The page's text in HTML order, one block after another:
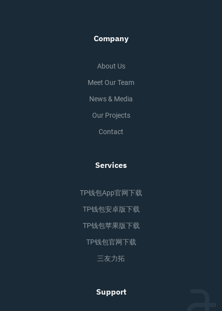
Company
About Us
Meet Our Team
News & Media
Our Projects
Contact
Services
TP钱包app官网下载
TP钱包安卓版下载
TP钱包苹果版下载
TP钱包官网下载
三友力拓
Support